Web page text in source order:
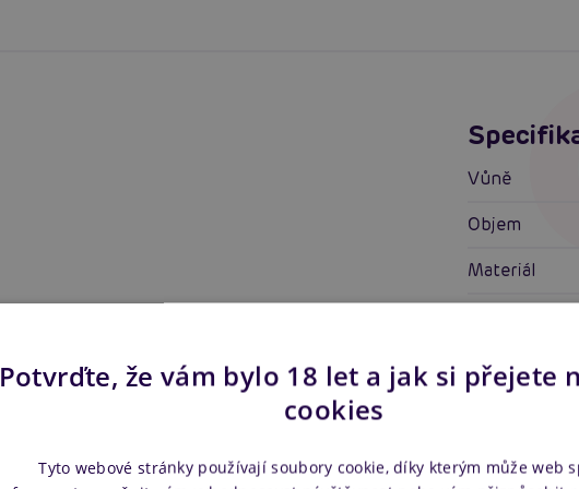
Vůně
Objem
Materiál
Použití
Vhodné pro
Potvrďte, že vám bylo 18 let a jak si přejete
cookies
Tyto webové stránky používají soubory cookie, díky kterým může web